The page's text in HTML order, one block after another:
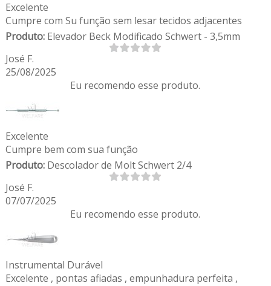
Excelente
Cumpre com Su função sem lesar tecidos adjacentes
Produto:Elevador Beck Modificado Schwert - 3,5mm
José F.
25/08/2025
Eu recomendo esse produto.
Excelente
Cumpre bem com sua função
Produto:Descolador de Molt Schwert 2/4
José F.
07/07/2025
Eu recomendo esse produto.
Instrumental Durável
Excelente , pontas afiadas , empunhadura perfeita ,